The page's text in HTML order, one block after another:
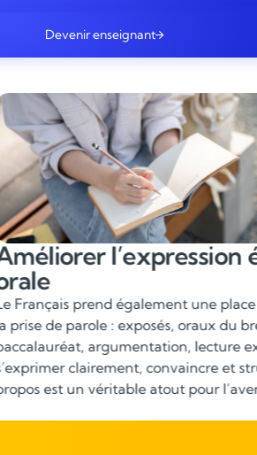
Devenir enseignant
et
littéraire permet d’enrichir
son sens de l’observation
Lecture approfondie,
analyse de procédés
nécessaires pour réussir